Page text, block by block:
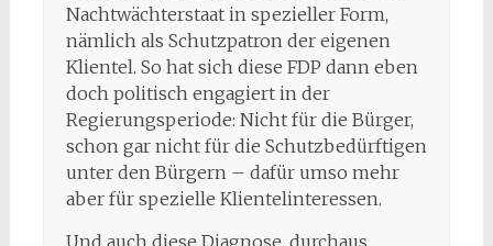
Nachtwächterstaat in spezieller Form,
nämlich als Schutzpatron der eigenen
Klientel. So hat sich diese FDP dann eben
doch politisch engagiert in der
Regierungsperiode: Nicht für die Bürger,
schon gar nicht für die Schutzbedürftigen
unter den Bürgern – dafür umso mehr
aber für spezielle Klientelinteressen.
Und auch diese Diagnose, durchaus